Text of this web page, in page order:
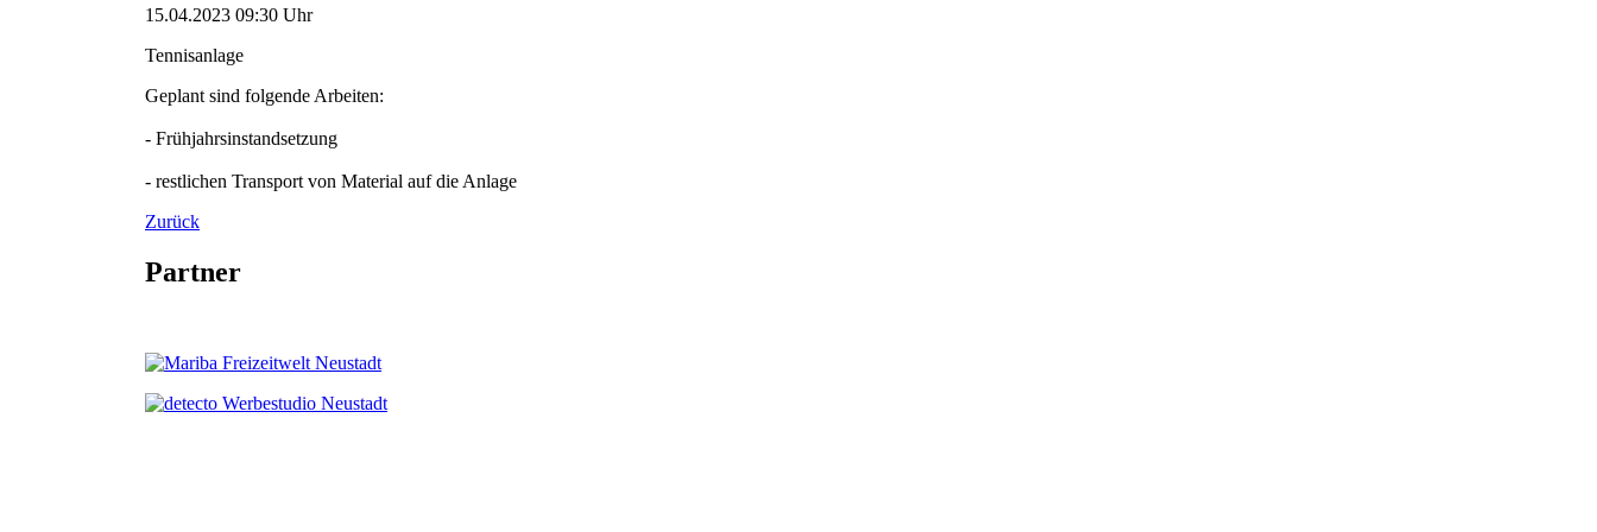
15.04.2023 09:30 Uhr
Tennisanlage
Geplant sind folgende Arbeiten:
- Frühjahrsinstandsetzung
- restlichen Transport von Material auf die Anlage
Zurück
Partner